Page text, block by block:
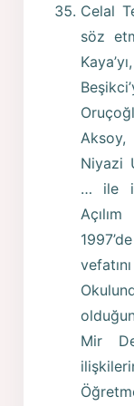
Celal
söz
Niyazi
… ile
Mir